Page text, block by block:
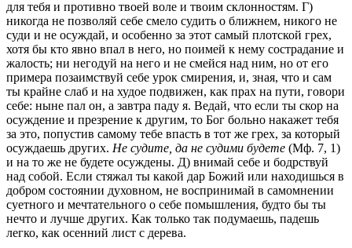
для тебя и противно твоей воле и твоим склонностям. Г)
никогда не позволяй себе смело судить о ближнем, никого не
суди и не осуждай, и особенно за этот самый плотской грех,
хотя бы кто явно впал в него, но поимей к нему сострадание и
жалость; ни негодуй на него и не смейся над ним, но от его
примера позаимствуй себе урок смирения, и, зная, что и сам
ты крайне слаб и на худое подвижен, как прах на пути, говори
себе: ныне пал он, а завтра паду я. Ведай, что если ты скор на
осуждение и презрение к другим, то Бог больно накажет тебя
за это, попустив самому тебе впасть в тот же грех, за который
осуждаешь других. Не судите, да не судими будете (Мф. 7, 1)
и на то же не будете осуждены. Д) внимай себе и бодрствуй
над собой. Если стяжал ты какой дар Божий или находишься в
добром состоянии духовном, не воспринимай в самомнении
суетного и мечтательного о себе помышления, будто бы ты
нечто и лучше других. Как только так подумаешь, падешь
легко, как осенний лист с дерева.